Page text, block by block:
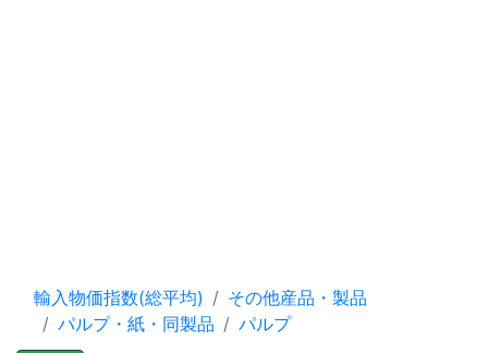
輸入物価指数(総平均)
その他産品・製品
パルプ・紙・同製品
パルプ